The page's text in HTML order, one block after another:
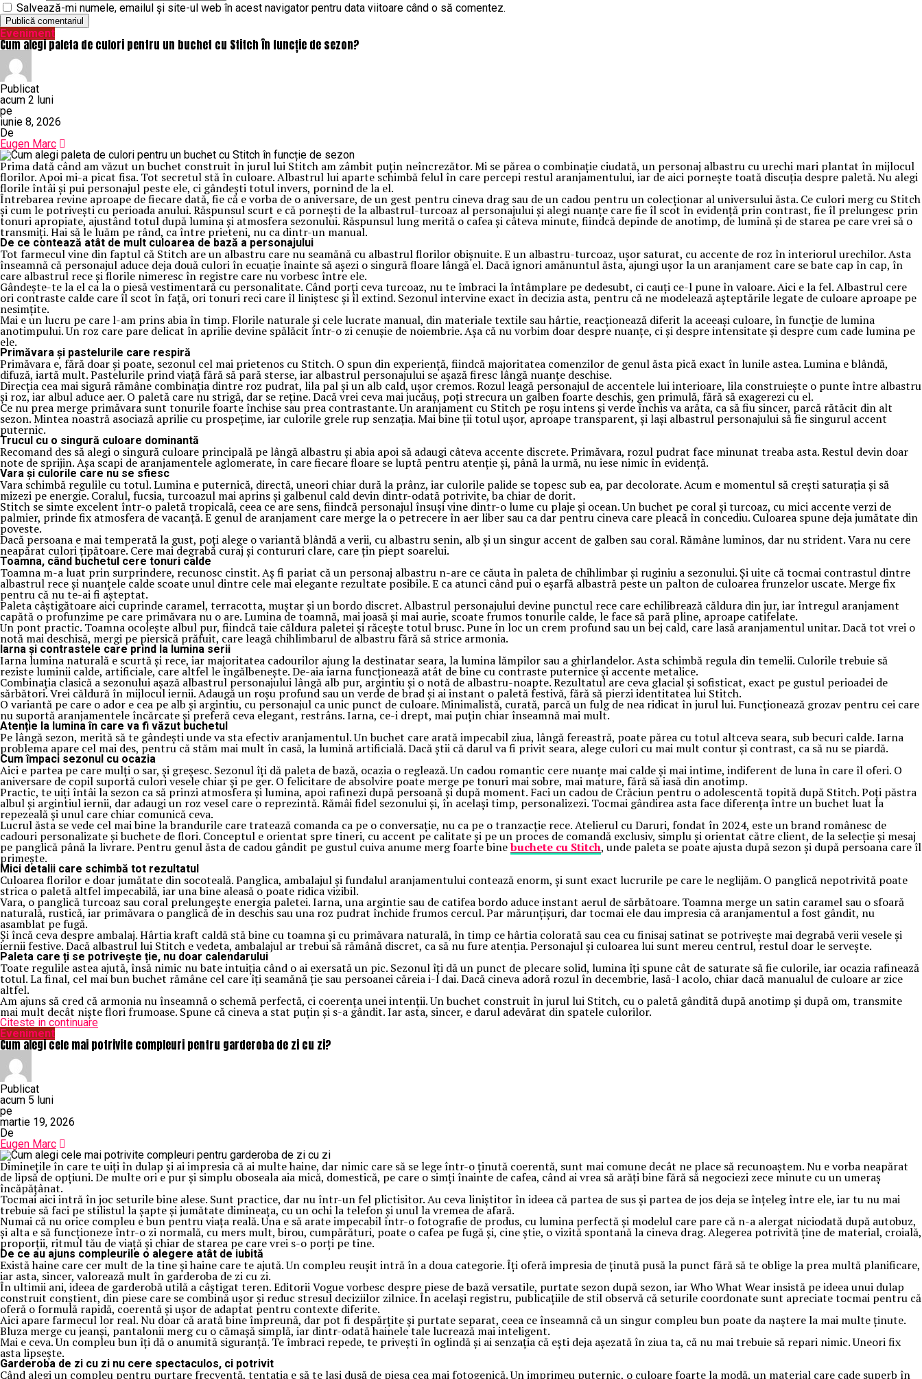
Salvează-mi numele, emailul și site-ul web în acest navigator pentru data viitoare când o să comentez.
Eveniment
Cum alegi paleta de culori pentru un buchet cu Stitch în funcție de sezon?
Publicat
acum 2 luni
pe
iunie 8, 2026
De
Eugen Marc
Prima dată când am văzut un buchet construit în jurul lui Stitch am zâmbit puțin neîncrezător. Mi se părea o combinație ciudată, un personaj albastru cu urechi mari plantat în mijlocul
florilor. Apoi mi-a picat fisa. Tot secretul stă în culoare. Albastrul lui aparte schimbă felul în care percepi restul aranjamentului, iar de aici pornește toată discuția despre paletă. Nu alegi
florile întâi și pui personajul peste ele, ci gândești totul invers, pornind de la el.
Întrebarea revine aproape de fiecare dată, fie că e vorba de o aniversare, de un gest pentru cineva drag sau de un cadou pentru un colecționar al universului ăsta. Ce culori merg cu Stitch
și cum le potrivești cu perioada anului. Răspunsul scurt e că pornești de la albastrul-turcoaz al personajului și alegi nuanțe care fie îl scot în evidență prin contrast, fie îl prelungesc prin
tonuri apropiate, ajustând totul după lumina și atmosfera sezonului. Răspunsul lung merită o cafea și câteva minute, fiindcă depinde de anotimp, de lumină și de starea pe care vrei să o
transmiți. Hai să le luăm pe rând, ca între prieteni, nu ca dintr-un manual.
De ce contează atât de mult culoarea de bază a personajului
Tot farmecul vine din faptul că Stitch are un albastru care nu seamănă cu albastrul florilor obișnuite. E un albastru-turcoaz, ușor saturat, cu accente de roz în interiorul urechilor. Asta
înseamnă că personajul aduce deja două culori în ecuație înainte să așezi o singură floare lângă el. Dacă ignori amănuntul ăsta, ajungi ușor la un aranjament care se bate cap în cap, în
care albastrul rece și florile nimeresc în registre care nu vorbesc între ele.
Gândește-te la el ca la o piesă vestimentară cu personalitate. Când porți ceva turcoaz, nu te îmbraci la întâmplare pe dedesubt, ci cauți ce-l pune în valoare. Aici e la fel. Albastrul cere
ori contraste calde care îl scot în față, ori tonuri reci care îl liniștesc și îl extind. Sezonul intervine exact în decizia asta, pentru că ne modelează așteptările legate de culoare aproape pe
nesimțite.
Mai e un lucru pe care l-am prins abia în timp. Florile naturale și cele lucrate manual, din materiale textile sau hârtie, reacționează diferit la aceeași culoare, în funcție de lumina
anotimpului. Un roz care pare delicat în aprilie devine spălăcit într-o zi cenușie de noiembrie. Așa că nu vorbim doar despre nuanțe, ci și despre intensitate și despre cum cade lumina pe
ele.
Primăvara și pastelurile care respiră
Primăvara e, fără doar și poate, sezonul cel mai prietenos cu Stitch. O spun din experiență, fiindcă majoritatea comenzilor de genul ăsta pică exact în lunile astea. Lumina e blândă,
difuză, iartă mult. Pastelurile prind viață fără să pară sterse, iar albastrul personajului se așază firesc lângă nuanțe deschise.
Direcția cea mai sigură rămâne combinația dintre roz pudrat, lila pal și un alb cald, ușor cremos. Rozul leagă personajul de accentele lui interioare, lila construiește o punte între albastru
și roz, iar albul aduce aer. O paletă care nu strigă, dar se reține. Dacă vrei ceva mai jucăuș, poți strecura un galben foarte deschis, gen primulă, fără să exagerezi cu el.
Ce nu prea merge primăvara sunt tonurile foarte închise sau prea contrastante. Un aranjament cu Stitch pe roșu intens și verde închis va arăta, ca să fiu sincer, parcă rătăcit din alt
sezon. Mintea noastră asociază aprilie cu prospețime, iar culorile grele rup senzația. Mai bine ții totul ușor, aproape transparent, și lași albastrul personajului să fie singurul accent
puternic.
Trucul cu o singură culoare dominantă
Recomand des să alegi o singură culoare principală pe lângă albastru și abia apoi să adaugi câteva accente discrete. Primăvara, rozul pudrat face minunat treaba asta. Restul devin doar
note de sprijin. Așa scapi de aranjamentele aglomerate, în care fiecare floare se luptă pentru atenție și, până la urmă, nu iese nimic în evidență.
Vara și culorile care nu se sfiesc
Vara schimbă regulile cu totul. Lumina e puternică, directă, uneori chiar dură la prânz, iar culorile palide se topesc sub ea, par decolorate. Acum e momentul să crești saturația și să
mizezi pe energie. Coralul, fucsia, turcoazul mai aprins și galbenul cald devin dintr-odată potrivite, ba chiar de dorit.
Stitch se simte excelent într-o paletă tropicală, ceea ce are sens, fiindcă personajul însuși vine dintr-o lume cu plaje și ocean. Un buchet pe coral și turcoaz, cu mici accente verzi de
palmier, prinde fix atmosfera de vacanță. E genul de aranjament care merge la o petrecere în aer liber sau ca dar pentru cineva care pleacă în concediu. Culoarea spune deja jumătate din
poveste.
Dacă persoana e mai temperată la gust, poți alege o variantă blândă a verii, cu albastru senin, alb și un singur accent de galben sau coral. Rămâne luminos, dar nu strident. Vara nu cere
neapărat culori țipătoare. Cere mai degrabă curaj și contururi clare, care țin piept soarelui.
Toamna, când buchetul cere tonuri calde
Toamna m-a luat prin surprindere, recunosc cinstit. Aș fi pariat că un personaj albastru n-are ce căuta în paleta de chihlimbar și ruginiu a sezonului. Și uite că tocmai contrastul dintre
albastrul rece și nuanțele calde scoate unul dintre cele mai elegante rezultate posibile. E ca atunci când pui o eșarfă albastră peste un palton de culoarea frunzelor uscate. Merge fix
pentru că nu te-ai fi așteptat.
Paleta câștigătoare aici cuprinde caramel, terracotta, muștar și un bordo discret. Albastrul personajului devine punctul rece care echilibrează căldura din jur, iar întregul aranjament
capătă o profunzime pe care primăvara nu o are. Lumina de toamnă, mai joasă și mai aurie, scoate frumos tonurile calde, le face să pară pline, aproape catifelate.
Un pont practic. Toamna ocolește albul pur, fiindcă taie căldura paletei și răcește totul brusc. Pune în loc un crem profund sau un bej cald, care lasă aranjamentul unitar. Dacă tot vrei o
notă mai deschisă, mergi pe piersică prăfuit, care leagă chihlimbarul de albastru fără să strice armonia.
Iarna și contrastele care prind la lumina serii
Iarna lumina naturală e scurtă și rece, iar majoritatea cadourilor ajung la destinatar seara, la lumina lămpilor sau a ghirlandelor. Asta schimbă regula din temelii. Culorile trebuie să
reziste luminii calde, artificiale, care altfel le îngălbenește. De-aia iarna funcționează atât de bine cu contraste puternice și accente metalice.
Combinația clasică a sezonului așază albastrul personajului lângă alb pur, argintiu și o notă de albastru-noapte. Rezultatul are ceva glacial și sofisticat, exact pe gustul perioadei de
sărbători. Vrei căldură în mijlocul iernii. Adaugă un roșu profund sau un verde de brad și ai instant o paletă festivă, fără să pierzi identitatea lui Stitch.
O variantă pe care o ador e cea pe alb și argintiu, cu personajul ca unic punct de culoare. Minimalistă, curată, parcă un fulg de nea ridicat în jurul lui. Funcționează grozav pentru cei care
nu suportă aranjamentele încărcate și preferă ceva elegant, restrâns. Iarna, ce-i drept, mai puțin chiar înseamnă mai mult.
Atenție la lumina în care va fi văzut buchetul
Pe lângă sezon, merită să te gândești unde va sta efectiv aranjamentul. Un buchet care arată impecabil ziua, lângă fereastră, poate părea cu totul altceva seara, sub becuri calde. Iarna
problema apare cel mai des, pentru că stăm mai mult în casă, la lumină artificială. Dacă știi că darul va fi privit seara, alege culori cu mai mult contur și contrast, ca să nu se piardă.
Cum împaci sezonul cu ocazia
Aici e partea pe care mulți o sar, și greșesc. Sezonul îți dă paleta de bază, ocazia o reglează. Un cadou romantic cere nuanțe mai calde și mai intime, indiferent de luna în care îl oferi. O
aniversare de copil suportă culori vesele chiar și pe ger. O felicitare de absolvire poate merge pe tonuri mai sobre, mai mature, fără să iasă din anotimp.
Practic, te uiți întâi la sezon ca să prinzi atmosfera și lumina, apoi rafinezi după persoană și după moment. Faci un cadou de Crăciun pentru o adolescentă topită după Stitch. Poți păstra
albul și argintiul iernii, dar adaugi un roz vesel care o reprezintă. Rămâi fidel sezonului și, în același timp, personalizezi. Tocmai gândirea asta face diferența între un buchet luat la
repezeală și unul care chiar comunică ceva.
Lucrul ăsta se vede cel mai bine la brandurile care tratează comanda ca pe o conversație, nu ca pe o tranzacție rece. Atelierul cu Daruri, fondat în 2024, este un brand românesc de
cadouri personalizate și buchete de flori. Conceptul e orientat spre tineri, cu accent pe calitate și pe un proces de comandă exclusiv, simplu și orientat către client, de la selecție și mesaj
pe panglică până la livrare. Pentru genul ăsta de cadou gândit pe gustul cuiva anume merg foarte binebuchete cu Stitch, unde paleta se poate ajusta după sezon și după persoana care îl
primește.
Mici detalii care schimbă tot rezultatul
Culoarea florilor e doar jumătate din socoteală. Panglica, ambalajul și fundalul aranjamentului contează enorm, și sunt exact lucrurile pe care le neglijăm. O panglică nepotrivită poate
strica o paletă altfel impecabilă, iar una bine aleasă o poate ridica vizibil.
Vara, o panglică turcoaz sau coral prelungește energia paletei. Iarna, una argintie sau de catifea bordo aduce instant aerul de sărbătoare. Toamna merge un satin caramel sau o sfoară
naturală, rustică, iar primăvara o panglică de in deschis sau una roz pudrat închide frumos cercul. Par mărunțișuri, dar tocmai ele dau impresia că aranjamentul a fost gândit, nu
asamblat pe fugă.
Și încă ceva despre ambalaj. Hârtia kraft caldă stă bine cu toamna și cu primăvara naturală, în timp ce hârtia colorată sau cea cu finisaj satinat se potrivește mai degrabă verii vesele și
iernii festive. Dacă albastrul lui Stitch e vedeta, ambalajul ar trebui să rămână discret, ca să nu fure atenția. Personajul și culoarea lui sunt mereu centrul, restul doar le servește.
Paleta care ți se potrivește ție, nu doar calendarului
Toate regulile astea ajută, însă nimic nu bate intuiția când o ai exersată un pic. Sezonul îți dă un punct de plecare solid, lumina îți spune cât de saturate să fie culorile, iar ocazia rafinează
totul. La final, cel mai bun buchet rămâne cel care îți seamănă ție sau persoanei căreia i-l dai. Dacă cineva adoră rozul în decembrie, lasă-l acolo, chiar dacă manualul de culoare ar zice
altfel.
Am ajuns să cred că armonia nu înseamnă o schemă perfectă, ci coerența unei intenții. Un buchet construit în jurul lui Stitch, cu o paletă gândită după anotimp și după om, transmite
mai mult decât niște flori frumoase. Spune că cineva a stat puțin și s-a gândit. Iar asta, sincer, e darul adevărat din spatele culorilor.
Citeste in continuare
Eveniment
Cum alegi cele mai potrivite compleuri pentru garderoba de zi cu zi?
Publicat
acum 5 luni
pe
martie 19, 2026
De
Eugen Marc
Diminețile în care te uiți în dulap și ai impresia că ai multe haine, dar nimic care să se lege într-o ținută coerentă, sunt mai comune decât ne place să recunoaștem. Nu e vorba neapărat
de lipsă de opțiuni. De multe ori e pur și simplu oboseala aia mică, domestică, pe care o simți înainte de cafea, când ai vrea să arăți bine fără să negociezi zece minute cu un umeraș
încăpățânat.
Tocmai aici intră în joc seturile bine alese. Sunt practice, dar nu într-un fel plictisitor. Au ceva liniștitor în ideea că partea de sus și partea de jos deja se înțeleg între ele, iar tu nu mai
trebuie să faci pe stilistul la șapte și jumătate dimineața, cu un ochi la telefon și unul la vremea de afară.
Numai că nu orice compleu e bun pentru viața reală. Una e să arate impecabil într-o fotografie de produs, cu lumina perfectă și modelul care pare că n-a alergat niciodată după autobuz,
și alta e să funcționeze într-o zi normală, cu mers mult, birou, cumpărături, poate o cafea pe fugă și, cine știe, o vizită spontană la cineva drag. Alegerea potrivită ține de material, croială,
proporții, ritmul tău de viață și chiar de starea pe care vrei s-o porți pe tine.
De ce au ajuns compleurile o alegere atât de iubită
Există haine care cer mult de la tine și haine care te ajută. Un compleu reușit intră în a doua categorie. Îți oferă impresia de ținută pusă la punct fără să te oblige la prea multă planificare,
iar asta, sincer, valorează mult în garderoba de zi cu zi.
În ultimii ani, ideea de garderobă utilă a câștigat teren. Editorii Vogue vorbesc despre piese de bază versatile, purtate sezon după sezon, iar Who What Wear insistă pe ideea unui dulap
construit conștient, din piese care se combină ușor și reduc stresul deciziilor zilnice. În același registru, publicațiile de stil observă că seturile coordonate sunt apreciate tocmai pentru că
oferă o formulă rapidă, coerentă și ușor de adaptat pentru contexte diferite.
Aici apare farmecul lor real. Nu doar că arată bine împreună, dar pot fi despărțite și purtate separat, ceea ce înseamnă că un singur compleu bun poate da naștere la mai multe ținute.
Bluza merge cu jeanși, pantalonii merg cu o cămașă simplă, iar dintr-odată hainele tale lucrează mai inteligent.
Mai e ceva. Un compleu bun îți dă o anumită siguranță. Te îmbraci repede, te privești în oglindă și ai senzația că ești deja așezată în ziua ta, că nu mai trebuie să repari nimic. Uneori fix
asta lipsește.
Garderoba de zi cu zi nu cere spectaculos, ci potrivit
Când alegi un compleu pentru purtare frecventă, tentația e să te lași dusă de piesa cea mai fotogenică. Un imprimeu puternic, o culoare foarte la modă, un material care cade superb în